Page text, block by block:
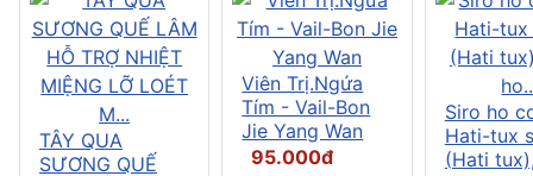
TÂY QUA
SƯƠNG QUẾ
Viên Trị.Ngứa
Tím - Vail-Bon
Jie Yang Wan
95.000đ
Siro ho
Hati-tux
(Hati